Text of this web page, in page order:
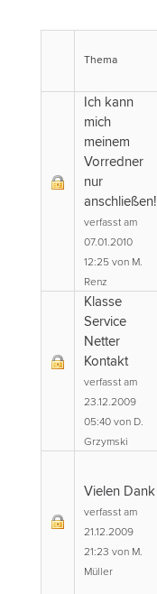
Thema
Ich kann
mich
meinem
Vorredner
nur
anschließen!
verfasst am
07.01.2010
12:25 von M.
Renz
Klasse
Service
Netter
Kontakt
verfasst am
23.12.2009
05:40 von D.
Grzymski
Vielen Dank
verfasst am
21.12.2009
21:23 von M.
Müller